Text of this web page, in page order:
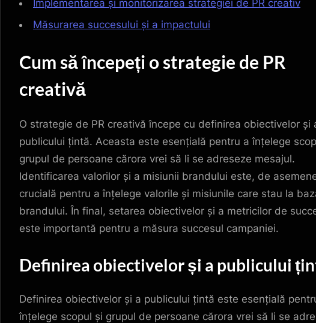
Implementarea și monitorizarea strategiei de PR creativ
Măsurarea succesului și a impactului
Cum să începeți o strategie de PR
creativă
O strategie de PR creativă începe cu definirea obiectivelor și
publicului țintă. Aceasta este esențială pentru a înțelege
grupul de persoane cărora vrei să li se adreseze mesajul.
Identificarea valorilor și a misiunii brandului este, de
crucială pentru a înțelege valorile și misiunile care stau la
brandului. În final, setarea obiectivelor și a metricilor de
este importantă pentru a măsura succesul campaniei.
Definirea obiectivelor și a publicului
Definirea obiectivelor și a publicului țintă este esențială
înțelege scopul și grupul de persoane cărora vrei să li se